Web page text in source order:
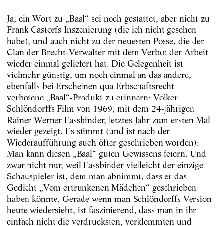
Ja, ein Wort zu „Baal“ sei noch gestattet, aber nicht zu
Frank Castorfs Inszenierung (die ich nicht gesehen
habe), und auch nicht zu der neuesten Posse, die der
Clan der Brecht-Verwalter mit dem Verbot der Arbeit
wieder einmal geliefert hat. Die Gelegenheit ist
vielmehr günstig, um noch einmal an das andere,
ebenfalls bei Erscheinen qua Erbschaftsrecht
verbotene „Baal“-Produkt zu erinnern: Volker
Schlöndorffs Film von 1969, mit dem 24-jährigen
Rainer Werner Fassbinder, letztes Jahr zum ersten Mal
wieder gezeigt. Es stimmt (und ist nach der
Wiederaufführung auch öfter geschrieben worden):
Man kann diesen „Baal“ guten Gewissens feiern. Und
zwar nicht nur, weil Fassbinder vielleicht der einzige
Schauspieler ist, dem man abnimmt, dass er das
Gedicht „Vom ertrunkenen Mädchen“ geschrieben
haben könnte. Gerade wenn man Schlöndorffs Version
heute wiedersieht, ist faszinierend, dass man in ihr
einfach nicht die verdrucksten, verklemmten und